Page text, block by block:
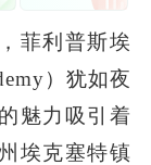
菲利普斯埃
）犹如夜
魅力吸引着
埃克塞特镇